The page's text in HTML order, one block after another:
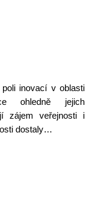
inovací v oblasti
ohledně jejich
zájem veřejnosti i
dostaly…